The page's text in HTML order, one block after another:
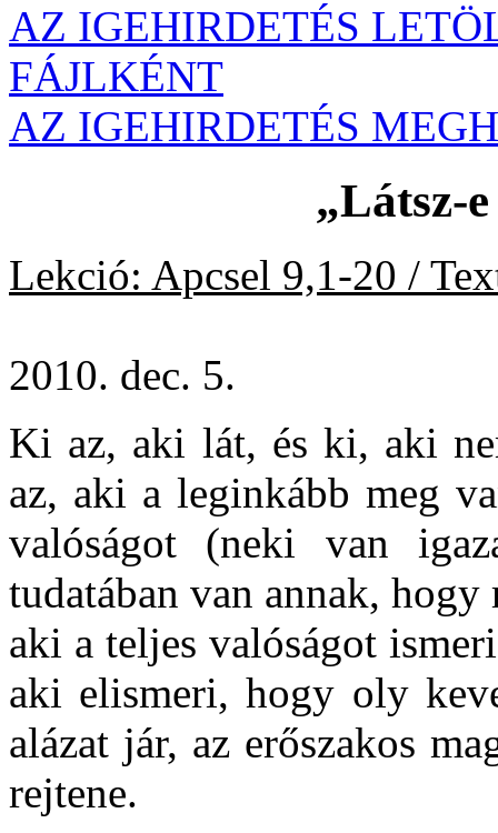
AZ IGEHIRDETÉS
FÁJLKÉNT
AZ IGEHIRDETÉS
„Látsz-
Lekció: Apcsel 9,1-20 /
2010. dec. 5.
Ki az, aki lát, és ki, aki
az, aki a leginkább meg
valóságot (neki van
tudatában van annak,
aki a teljes valóságot
aki elismeri, hogy oly
alázat jár, az erőszakos
rejtene.